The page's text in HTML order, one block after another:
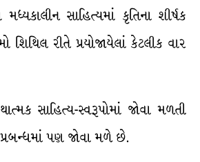
સાહિત્યમાં કૃતિના શીર્ષક
શિથિલ રીતે પ્રયોજાયેલાં કેટલીક વાર
સાહિત્ય-સ્વરૂપોમાં જોવા મળતી
પણ જોવા મળે છે.